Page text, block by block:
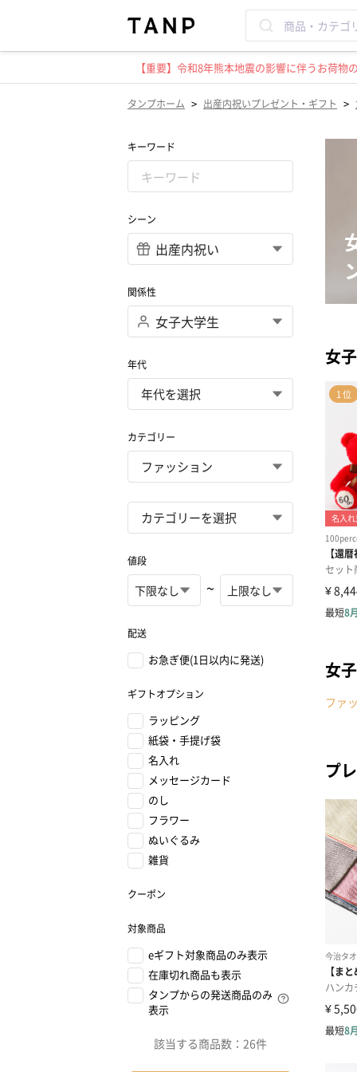
【重要】令和8年熊本地震の影響に伴うお荷
タンプホーム > 出産内祝いプレゼント・ギフト >
キーワード
シーン
関係性
年代
カテゴリー
値段
~
配送
お急ぎ便(1日以内に発送)
ギフトオプション
ラッピング
紙袋・手提げ袋
名入れ
メッセージカード
のし
フラワー
ぬいぐるみ
雑貨
クーポン
対象商品
eギフト対象商品のみ表示
在庫切れ商品も表示
タンプからの発送商品のみ
表示
該当する商品数： 26件
女
女
ファ
プ